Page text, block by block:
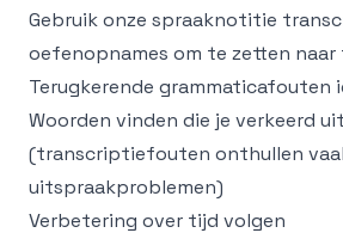
Gebruik onze spraaknotitie
oefenopnames om te zetten naar
Terugkerende grammaticafouten
Woorden vinden die je verkeerd
(transcriptiefouten onthullen
uitspraakproblemen)
Verbetering over tijd volgen